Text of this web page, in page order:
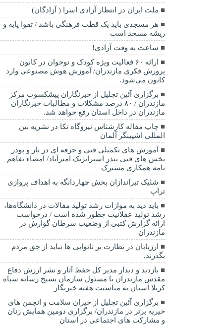
ملت ایران در انتظار آزادی اسرا ( آزادگان)
هر مسجدی باید یک قطب فرهنگی باشد / تقوا پایه و
ریشه مسجد است
ساعت به وقت آزادی!
ارائه ۶۰ فعالیت ویژه کودک و نوجوان در کانون
پرورش فکری مازندران/ آموزش هوش مصنوعی وارد
کانون می‌شود.
برگزاری آئین تجلیل از خبرنگاران پیشکسوت مرکز
مازندران / ۸۰ درصد مشکلات و مطالبات خبرنگاران
مازندران در داخل استان رفع خواهد شد.
چاپ مقاله کارشناس نيروگاه نكا در نشریه بین
المللی اشپینگر آلمان
آموزش های تکمیلی فنی و حرفه ای در تار و پودر
بخش های فنی بندر استراتژیک امیرآباد/ امضاء تفاهم
نامه همکاری مشترک
شلیک تیراندازان بخش چهاردانگه به اهداف پروازی
تراپ
باید دید به موازات رشد تولید مقالات در دانشگاه‌ها،
رشد تولید عقلانیت چطور شده است / درخواست
ارائه گزارش کتبی از وضعیت سرطان گوارش در
مازندران
ارزیابان در نظارت بر نانوایی ها نباید از حق مردم
بگذرند.
بازدید و دیدار مدیر کل حفظ آثار و نشر ارزش دفاع
مقدس مازندران با مسئول سازمان بسیج رسانه سپاه
کربلا استان به مناسبت هفته خبرنگار
برگزاری آئین تجلیل از خیران سلامت و انجمن های
خیریه برتر در مازندران/ برگزاری دومین همایش زنان
و مشارکت های اجتماعی در استان